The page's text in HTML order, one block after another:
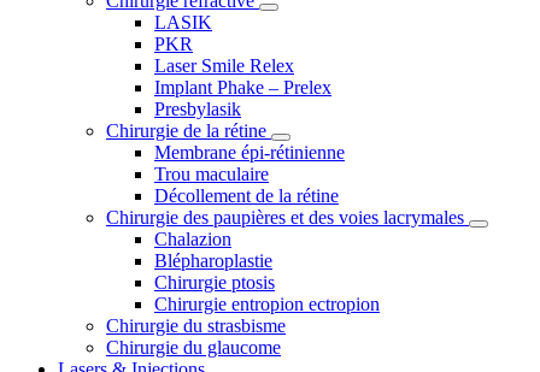
LASIK
PKR
Laser Smile Relex
Implant Phake – Prelex
Presbylasik
Chirurgie de la rétine
Membrane épi-rétinienne
Trou maculaire
Décollement de la rétine
Chirurgie des paupières et des voies lacrymales
Chalazion
Blépharoplastie
Chirurgie ptosis
Chirurgie entropion ectropion
Chirurgie du strasbisme
Chirurgie du glaucome